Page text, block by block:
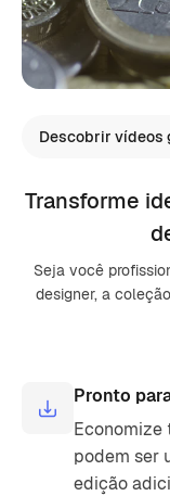
Descobrir vídeos
Transforme
Seja você
designer, a
Pronto
Economize
podem ser
edição